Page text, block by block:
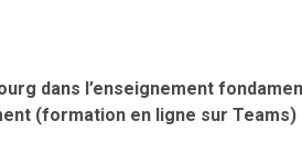
dans l’enseignement
(formation en ligne sur Teams)